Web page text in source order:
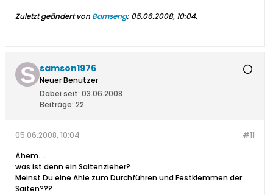
Zuletzt geändert von Bamseng; 05.06.2008, 10:04.
samson1976
Neuer Benutzer
Dabei seit: 03.06.2008
Beiträge: 22
#11
05.06.2008, 10:04
Ähem....
was ist denn ein Saitenzieher?
Meinst Du eine Ahle zum Durchführen und Festklemmen der
Saiten???